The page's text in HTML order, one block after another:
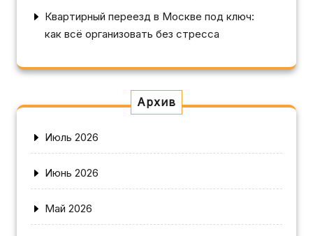
Квартирный переезд в Москве под ключ:
как всё организовать без стресса
Архив
Июль 2026
Июнь 2026
Май 2026